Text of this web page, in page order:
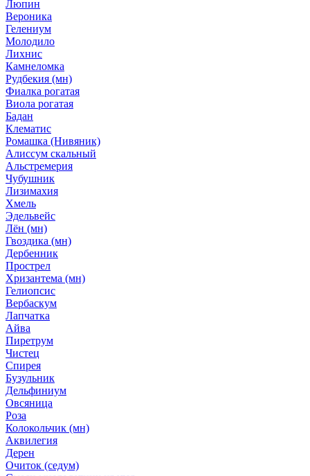
Люпин
Вероника
Гелениум
Молодило
Лихнис
Камнеломка
Рудбекия (мн)
Фиалка рогатая
Виола рогатая
Бадан
Клематис
Ромашка (Нивяник)
Алиссум скальный
Альстремерия
Чубушник
Лизимахия
Хмель
Эдельвейс
Лён (мн)
Гвоздика (мн)
Дербенник
Прострел
Хризантема (мн)
Гелиопсис
Вербаскум
Лапчатка
Айва
Пиретрум
Чистец
Спирея
Бузульник
Дельфиниум
Овсяница
Роза
Колокольчик (мн)
Аквилегия
Дерен
Очиток (седум)